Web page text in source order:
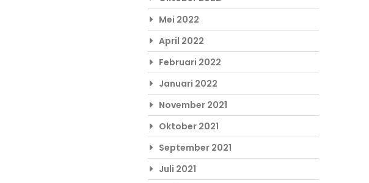
Mei 2022
April 2022
Februari 2022
Januari 2022
November 2021
Oktober 2021
September 2021
Juli 2021